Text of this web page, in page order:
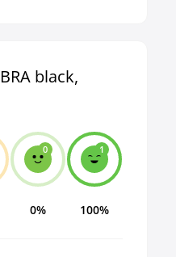
black,
0
0%
1
100%